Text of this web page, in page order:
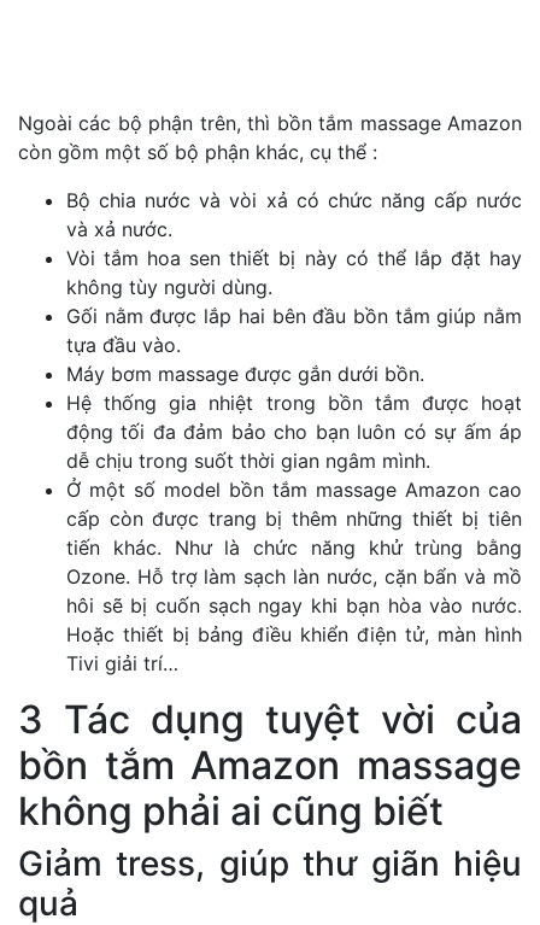
Ngoài các bộ phận trên, thì bồn tắm massage Amazon
còn gồm một số bộ phận khác, cụ thể :
Bộ chia nước và vòi xả có chức năng cấp nước
và xả nước.
Vòi tắm hoa sen thiết bị này có thể lắp đặt hay
không tùy người dùng.
Gối nằm được lắp hai bên đầu bồn tắm giúp nằm
tựa đầu vào.
Máy bơm massage được gắn dưới bồn.
Hệ thống gia nhiệt trong bồn tắm được hoạt
động tối đa đảm bảo cho bạn luôn có sự ấm áp
dễ chịu trong suốt thời gian ngâm mình.
Ở một số model bồn tắm massage Amazon cao
cấp còn được trang bị thêm những thiết bị tiên
tiến khác. Như là chức năng khử trùng bằng
Ozone. Hỗ trợ làm sạch làn nước, cặn bẩn và mồ
hôi sẽ bị cuốn sạch ngay khi bạn hòa vào nước.
Hoặc thiết bị bảng điều khiển điện tử, màn hình
Tivi giải trí…
3 Tác dụng tuyệt vời của
bồn tắm Amazon massage
không phải ai cũng biết
Giảm tress, giúp thư giãn hiệu
quả